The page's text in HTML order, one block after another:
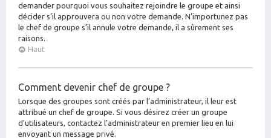
demander pourquoi vous souhaitez rejoindre le groupe et ainsi
décider s’il approuvera ou non votre demande. N’importunez pas
le chef de groupe s’il annule votre demande, il a sûrement ses
raisons.
Haut
Comment devenir chef de groupe ?
Lorsque des groupes sont créés par l’administrateur, il leur est
attribué un chef de groupe. Si vous désirez créer un groupe
d’utilisateurs, contactez l’administrateur en premier lieu en lui
envoyant un message privé.